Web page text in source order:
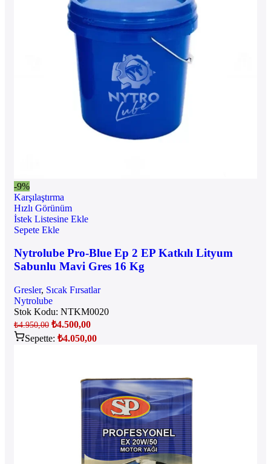
-9%
Karşılaştırma
Hızlı Görünüm
İstek Listesine Ekle
Sepete Ekle
Nytrolube Pro-Blue Ep 2 EP Katkılı Lityum
Sabunlu Mavi Gres 16 Kg
Gresler, Sıcak Fırsatlar
Nytrolube
Stok Kodu: NTKM0020
₺4.950,00 ₺4.500,00
Sepette: ₺4.050,00